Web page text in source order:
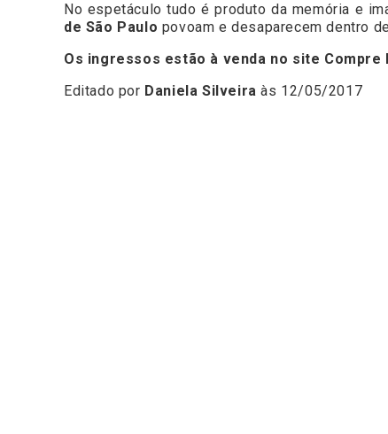
No espetáculo tudo é produto da memória e
de São Paulo povoam e desaparecem dentro
Os ingressos estão à venda no site Compre
Editado por Daniela Silveira às 12/05/2017